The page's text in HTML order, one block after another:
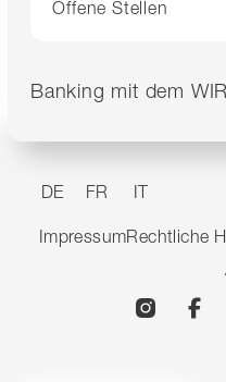
Offene Stellen
Banking mit dem
DE FR IT
ImpressumRechtliche